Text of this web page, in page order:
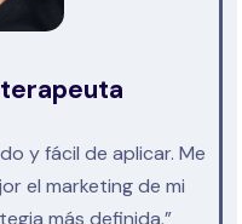
y fácil de aplicar. Me
el marketing de mi
más definida.”